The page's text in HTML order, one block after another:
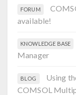
FORUM
available!
KNOWLEDGE BASE
Manager
BLOG
Using
COMSOL